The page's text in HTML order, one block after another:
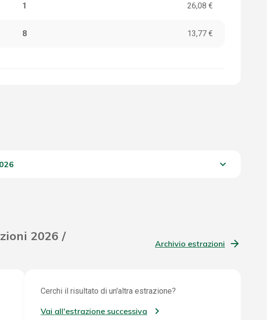
1 26,08 €
8 13,77 €
keyboard_arrow_down
2026 /
Archivio estrazioni
Cerchi il risultato di un'altra estrazione?
Vai all'estrazione successiva